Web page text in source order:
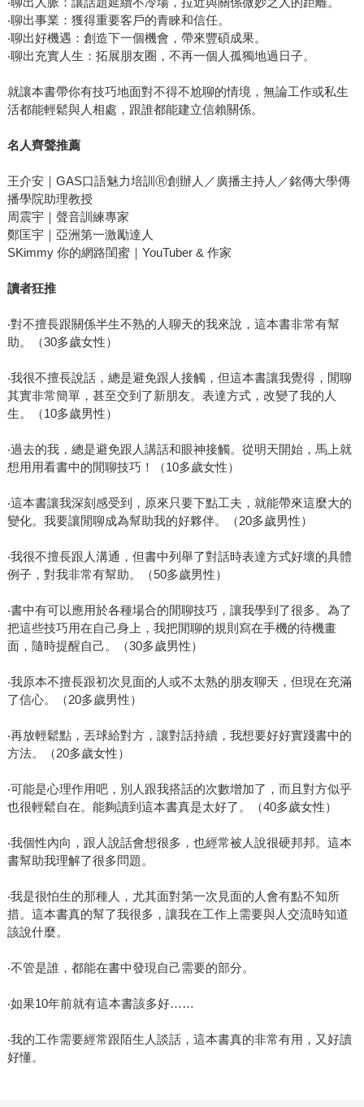
‧聊出事業：獲得重要客戶的青睞和信任。
‧聊出好機遇：創造下一個機會，帶來豐碩成果。
‧聊出充實人生：拓展朋友圈，不再一個人孤獨地過日子。
就讓本書帶你有技巧地面對不得不尬聊的情境，無論工作或私生
活都能輕鬆與人相處，跟誰都能建立信賴關係。
名人齊聲推薦
王介安｜GAS口語魅力培訓Ⓡ創辦人／廣播主持人／銘傳大學傳
播學院助理教授
周震宇｜聲音訓練專家
鄭匡宇｜亞洲第一激勵達人
SKimmy 你的網路閨蜜｜YouTuber & 作家
讀者狂推
‧對不擅長跟關係半生不熟的人聊天的我來說，這本書非常有幫
助。（30多歲女性）
‧我很不擅長說話，總是避免跟人接觸，但這本書讓我覺得，閒聊
其實非常簡單，甚至交到了新朋友。表達方式，改變了我的人
生。（10多歲男性）
‧過去的我，總是避免跟人講話和眼神接觸。從明天開始，馬上就
想用用看書中的閒聊技巧！（10多歲女性）
‧這本書讓我深刻感受到，原來只要下點工夫，就能帶來這麼大的
變化。我要讓閒聊成為幫助我的好夥伴。（20多歲男性）
‧我很不擅長跟人溝通，但書中列舉了對話時表達方式好壞的具體
例子，對我非常有幫助。（50多歲男性）
‧書中有可以應用於各種場合的閒聊技巧，讓我學到了很多。為了
把這些技巧用在自己身上，我把閒聊的規則寫在手機的待機畫
面，隨時提醒自己。（30多歲男性）
‧我原本不擅長跟初次見面的人或不太熟的朋友聊天，但現在充滿
了信心。（20多歲男性）
‧再放輕鬆點，丟球給對方，讓對話持續，我想要好好實踐書中的
方法。（20多歲女性）
‧可能是心理作用吧，別人跟我搭話的次數增加了，而且對方似乎
也很輕鬆自在。能夠讀到這本書真是太好了。（40多歲女性）
‧我個性內向，跟人說話會想很多，也經常被人說很硬邦邦。這本
書幫助我理解了很多問題。
‧我是很怕生的那種人，尤其面對第一次見面的人會有點不知所
措。這本書真的幫了我很多，讓我在工作上需要與人交流時知道
該說什麼。
‧不管是誰，都能在書中發現自己需要的部分。
‧如果10年前就有這本書該多好……
‧我的工作需要經常跟陌生人談話，這本書真的非常有用，又好讀
好懂。